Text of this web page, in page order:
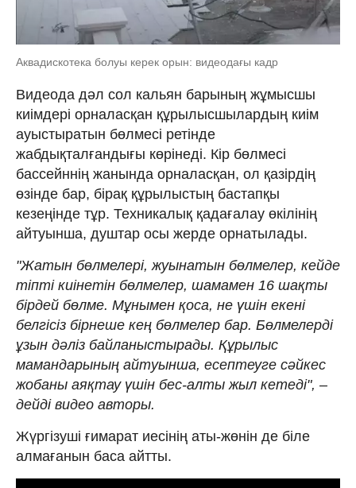
Аквадискотека болуы керек орын: видеодағы кадр
Видеода дәл сол кальян барының жұмысшы
киімдері орналасқан құрылысшылардың киім
ауыстыратын бөлмесі ретінде
жабдықталғандығы көрінеді. Кір бөлмесі
бассейннің жанында орналасқан, ол қазірдің
өзінде бар, бірақ құрылыстың бастапқы
кезеңінде тұр. Техникалық қадағалау өкілінің
айтуынша, душтар осы жерде орнатылады.
"Жатын бөлмелері, жуынатын бөлмелер, кейде
тіпті киінетін бөлмелер, шамамен 16 шақты
бірдей бөлме. Мұнымен қоса, не үшін екені
белгісіз бірнеше кең бөлмелер бар. Бөлмелерді
ұзын дәліз байланыстырады. Құрылыс
мамандарының айтуынша, есептеуге сәйкес
жобаны аяқтау үшін бес-алты жыл кетеді", –
дейді видео авторы.
Жүргізуші ғимарат иесінің аты-жөнін де біле
алмағанын баса айтты.